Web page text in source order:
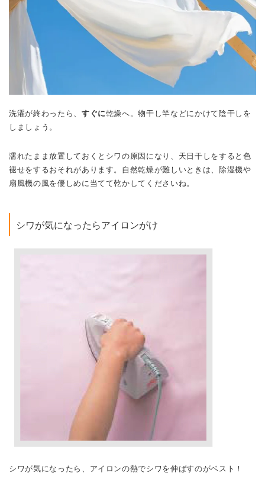
洗濯が終わったら、 すぐに乾燥へ。物干し竿などにかけて陰干しを
しましょう。
濡れたまま放置しておくとシワの原因になり、天日干しをすると色
褪せをするおそれがあります。自然乾燥が難しいときは、除湿機や
扇風機の風を優しめに当てて乾かしてくださいね。
シワが気になったらアイロンがけ
シワが気になったら、アイロンの熱でシワを伸ばすのがベスト！